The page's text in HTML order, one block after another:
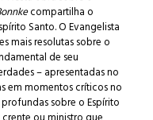
compartilha o
Santo. O Evangelista
mais resolutas sobre o
de seu
– apresentadas no
em momentos críticos no
sobre o Espírito